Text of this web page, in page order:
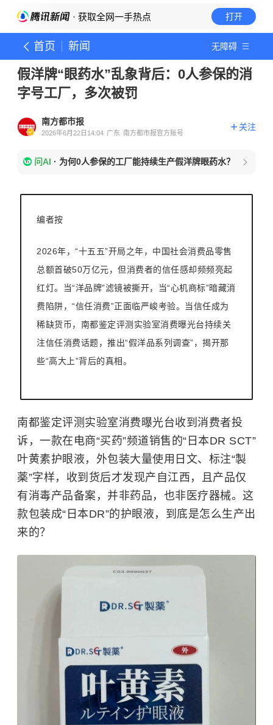
· 获取全网一手热点 打开
首页 新闻 无障碍
假洋牌“眼药水”乱象背后：0人参保的消
字号工厂，多次被罚
南方都市报
2026年6月22日14:04 广东 南方都市报官方账号
关注
问AI · 为何0人参保的工厂能持续生产假洋牌眼药水？
编者按
2026年，“十五五”开局之年，中国社会消费品零售
总额首破50万亿元，但消费者的信任感却频频亮起
红灯。当“洋品牌”滤镜被撕开，当“心机商标”暗藏消
费陷阱，“信任消费”正面临严峻考验。当信任成为
稀缺货币，南都鉴定评测实验室消费曝光台持续关
注信任消费话题，推出“假洋品系列调查”，揭开那
些“高大上”背后的真相。
南都鉴定评测实验室消费曝光台收到消费者投
诉，一款在电商“买药”频道销售的“日本DR SCT”
叶黄素护眼液，外包装大量使用日文、标注“製
薬”字样，收到货后才发现产自江西，且产品仅
有消毒产品备案，并非药品，也非医疗器械。这
款包装成“日本DR”的护眼液，到底是怎么生产出
来的？